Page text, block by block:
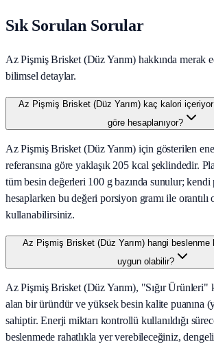
Sık Sorulan Sorular
Az Pişmiş Brisket (Düz Yarım) hakkında merak
bilimsel detaylar.
Az Pişmiş Brisket (Düz Yarım) kaç kalori
göre hesaplanıyor?
Az Pişmiş Brisket (Düz Yarım) için gösterilen
referansına göre yaklaşık 205 kcal şeklindedir.
tüm besin değerleri 100 g bazında sunulur;
hesaplarken bu değeri porsiyon gramı ile orantılı
kullanabilirsiniz.
Az Pişmiş Brisket (Düz Yarım) hangi beslenme
uygun olabilir?
Az Pişmiş Brisket (Düz Yarım), "Sığır Ürünleri"
alan bir üründür ve yüksek besin kalite puanına
sahiptir. Enerji miktarı kontrollü kullanıldığı
beslenmede rahatlıkla yer verebileceğiniz,